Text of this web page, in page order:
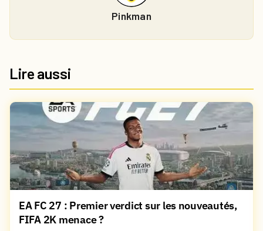
Pinkman
Lire aussi
EA FC 27 : Premier verdict sur les nouveautés,
FIFA 2K menace ?